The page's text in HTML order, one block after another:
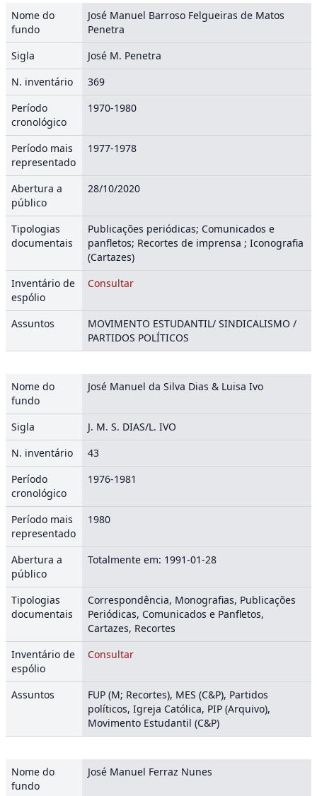
Nome do
fundo
José Manuel Barroso Felgueiras de Matos
Penetra
Sigla
José M. Penetra
N. inventário
369
Período
cronológico
1970-1980
Período mais
representado
1977-1978
Abertura a
público
28/10/2020
Tipologias
documentais
Publicações periódicas; Comunicados e
panfletos; Recortes de imprensa ; Iconografia
(Cartazes)
Inventário de
espólio
Consultar
Assuntos
MOVIMENTO ESTUDANTIL/ SINDICALISMO /
PARTIDOS POLÍTICOS
Nome do
fundo
José Manuel da Silva Dias & Luisa Ivo
Sigla
J. M. S. DIAS/L. IVO
N. inventário
43
Período
cronológico
1976-1981
Período mais
representado
1980
Abertura a
público
Totalmente em: 1991-01-28
Tipologias
documentais
Correspondência, Monografias, Publicações
Periódicas, Comunicados e Panfletos,
Cartazes, Recortes
Inventário de
espólio
Consultar
Assuntos
FUP (M; Recortes), MES (C&P), Partidos
políticos, Igreja Católica, PIP (Arquivo),
Movimento Estudantil (C&P)
Nome do
fundo
José Manuel Ferraz Nunes